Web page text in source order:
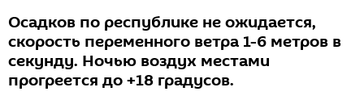
Осадков по республике не ожидается,
скорость переменного ветра 1-6 метров в
секунду. Ночью воздух местами
прогреется до +18 градусов.